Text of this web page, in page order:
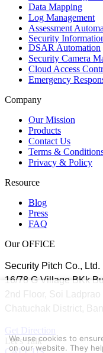
Data Mapping
Log Management
Assessment
Security
DSAR Automation
Security Camera
Cloud Access
Emergency
Company
Our Mission
Products
Contact Us
Terms &
Privacy & Policy
Resource
Blog
Press
FAQ
Our OFFICE
Security Pitch Co., Ltd.
16/78 G Village BKk
2nd Floor, Soi Ladprao
Chatuchak District,
Get Direction
Let’s Talk
We use cookies to
on our website. They